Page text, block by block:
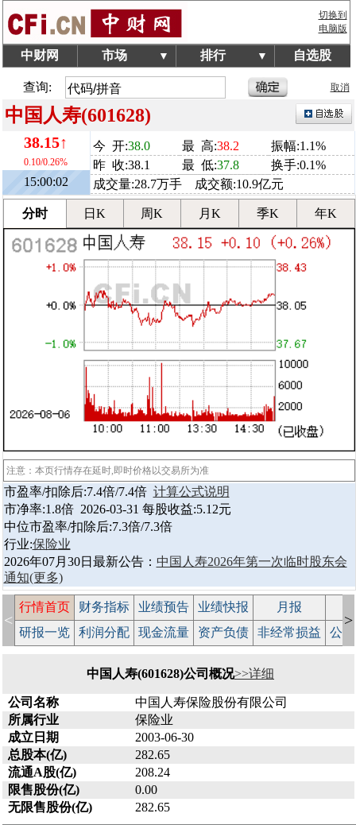
切换到
电脑版
中财网 市场 ▼ 排行 ▼ 自选股
查询: 取消
中国人寿(601628)
38.15↑
0.10/0.26%
15:00:02
今 开:38.0 最 高:38.2
振幅:1.1%
昨 收:38.1
最 低:37.8
换手:0.1%
成交量:28.7万手 成交额:10.9亿元
分时 日K 周K 月K 季K 年K
注意：本页行情存在延时,即时价格以交易所为准
市盈率/扣除后:7.4倍/7.4倍 计算公式说明
市净率:1.8倍 2026-03-31 每股收益:5.12元
中位市盈率/扣除后:7.3倍/7.3倍
行业:保险业
2026年07月30日最新公告： 中国人寿2026年第一次临时股东会
通知(更多)
<
行情首页 财务指标 业绩预告 业绩快报 月报
研报一览
利润分配 现金流量 资产负债 非经常损益 公
>
中国人寿(601628)公司概况>>详细
公司名称
中国人寿保险股份有限公司
所属行业
保险业
成立日期
2003-06-30
总股本(亿)
282.65
流通A股(亿)
208.24
限售股份(亿)
0.00
无限售股份(亿)
282.65